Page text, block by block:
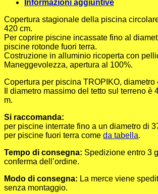
Informazioni aggiuntive
Copertura stagionale della piscina
420 cm.
Per coprire piscine incassate fino al
piscine rotonde fuori terra.
Costruzione in alluminio ricoperta con
Maneggevolezza, apertura al 100%.
Copertura per piscina TROPIKO, diametro
Il diametro massimo del tetto sul terreno è
m.
Si raccomanda:
per piscine interrate fino a un diametro di
per piscine fuori terra come da tabella.
Tempo di consegna: Spedizione entro 3
conferma dell’ordine.
Modo di consegna: La merce viene
senza montaggio.